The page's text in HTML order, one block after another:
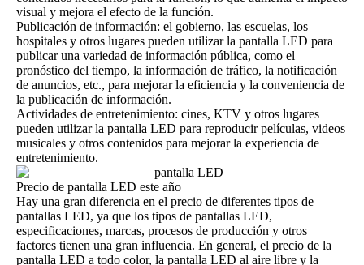
visual y mejora el efecto de la función.
Publicación de información: el gobierno, las escuelas, los
hospitales y otros lugares pueden utilizar la pantalla LED para
publicar una variedad de información pública, como el
pronóstico del tiempo, la información de tráfico, la notificación
de anuncios, etc., para mejorar la eficiencia y la conveniencia de
la publicación de información.
Actividades de entretenimiento: cines, KTV y otros lugares
pueden utilizar la pantalla LED para reproducir películas, videos
musicales y otros contenidos para mejorar la experiencia de
entretenimiento.
Precio de pantalla LED este año
Hay una gran diferencia en el precio de diferentes tipos de
pantallas LED, ya que los tipos de pantallas LED,
especificaciones, marcas, procesos de producción y otros
factores tienen una gran influencia. En general, el precio de la
pantalla LED a todo color, la pantalla LED al aire libre y la